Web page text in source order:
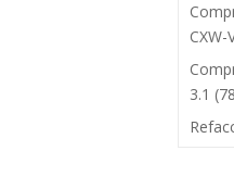
CXW-
3.1